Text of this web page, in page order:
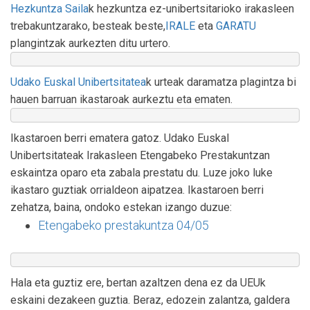
Hezkuntza Sailak hezkuntza ez-unibertsitarioko irakasleen
trebakuntzarako, besteak beste,IRALE eta GARATU
plangintzak aurkezten ditu urtero.
Udako Euskal Unibertsitateak urteak daramatza plagintza bi
hauen barruan ikastaroak aurkeztu eta ematen.
Ikastaroen berri ematera gatoz. Udako Euskal
Unibertsitateak Irakasleen Etengabeko Prestakuntzan
eskaintza oparo eta zabala prestatu du. Luze joko luke
ikastaro guztiak orrialdeon aipatzea. Ikastaroen berri
zehatza, baina, ondoko estekan izango duzue:
Etengabeko prestakuntza 04/05
Hala eta guztiz ere, bertan azaltzen dena ez da UEUk
eskaini dezakeen guztia. Beraz, edozein zalantza, galdera